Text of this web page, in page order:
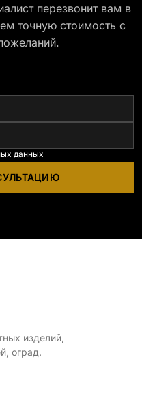
перезвонит вам в
точную стоимость с
данных
изделий,
оград.